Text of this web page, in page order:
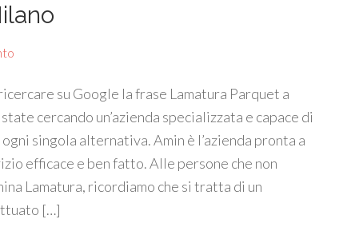
su Google la frase Lamatura Parquet a
cercando un’azienda specializzata e capace di
singola alternativa. Amin è l’azienda pronta a
efficace e ben fatto. Alle persone che non
Lamatura, ricordiamo che si tratta di un
[…]